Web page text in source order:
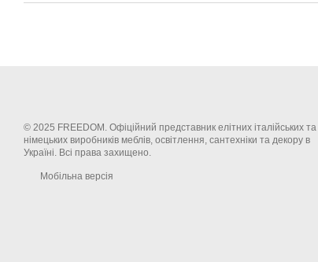
© 2025 FREEDOM. Офіційний представник елітних італійських та
німецьких виробників меблів, освітлення, сантехніки та декору в
Україні. Всі права захищено.
Мобільна версія